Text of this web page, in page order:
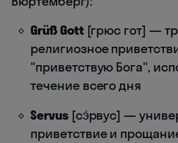
Grüß Gott[грюс гот] —
религиозное
"приветствую Бога",
течение всего дня
Servus[сэ́рвус] —
приветствие и